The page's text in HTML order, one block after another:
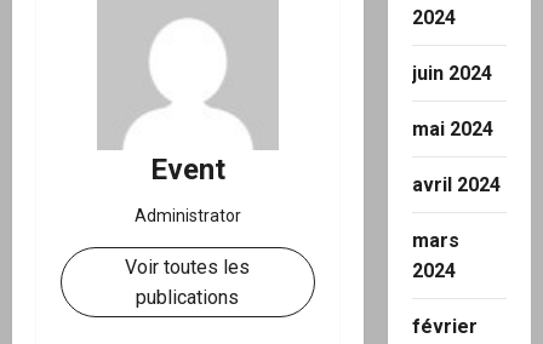
Event
Administrator
Voir toutes les
publications
2024
juin 2024
mai 2024
avril 2024
mars
2024
février